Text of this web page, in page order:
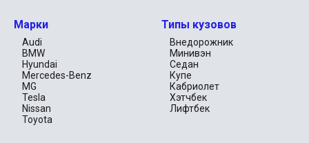
Марки
Audi
BMW
Hyundai
Mercedes-Benz
MG
Tesla
Nissan
Toyota
Типы кузовов
Внедорожник
Минивэн
Седан
Купе
Кабриолет
Хэтчбек
Лифтбек